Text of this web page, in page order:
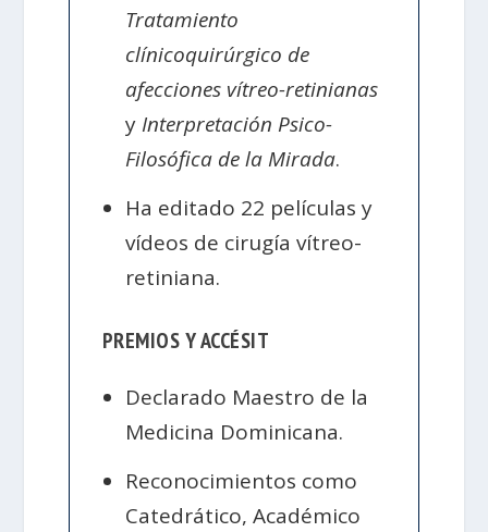
Tratamiento
clínicoquirúrgico de
afecciones vítreo-retinianas
y Interpretación Psico-
Filosófica de la Mirada.
Ha editado 22 películas y
vídeos de cirugía vítreo-
retiniana.
PREMIOS Y ACCÉSIT
Declarado Maestro de la
Medicina Dominicana.
Reconocimientos como
Catedrático, Académico